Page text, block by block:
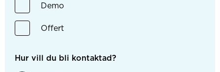
Demo
Offert
Hur vill du bli kontaktad?